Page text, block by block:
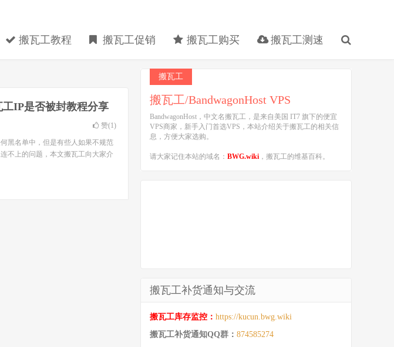
搬瓦工教程 搬瓦工促销 搬瓦工购买 搬瓦工测速
IP是否被封教程分享
赞(1)
黑名单中，但是有些人如果不规范
不上的问题，本文搬瓦工向大家介
搬瓦工
搬瓦工/BandwagonHost VPS
BandwagonHost，中文名搬瓦工，是来自美国 IT7 旗下的便宜
VPS商家，新手入门首选VPS，本站介绍关于搬瓦工的相关信
息，方便大家选购。
请大家记住本站的域名： BWG.wiki ，搬瓦工的维基百科。
搬瓦工补货通知与交流
搬瓦工库存监控： https://kucun.bwg.wiki
搬瓦工补货通知QQ群： 874585274